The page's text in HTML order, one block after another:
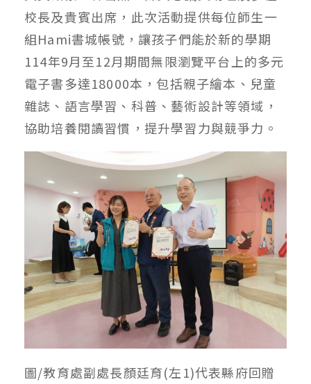
校長及貴賓出席，此次活動提供每位師生一
組Hami書城帳號，讓孩子們能於新的學期
114年9月至12月期間無限瀏覽平台上的多元
電子書多達18000本，包括親子繪本、兒童
雜誌、語言學習、科普、藝術設計等領域，
協助培養閱讀習慣，提升學習力與競爭力。
圖/教育處副處長顏廷育(左1)代表縣府回贈